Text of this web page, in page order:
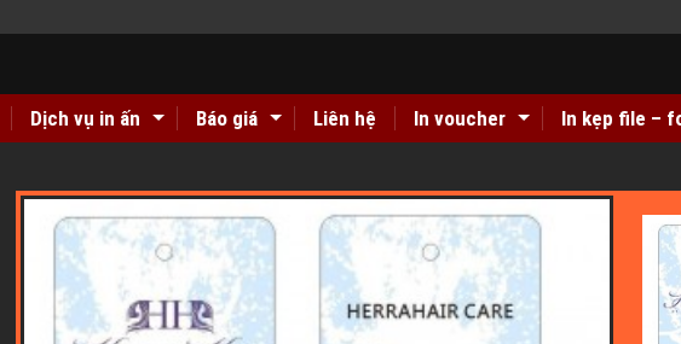
Dịch vụ in ấn Báo giá Liên hệ In voucher In kẹp file –
In hộp giấy Duplex bồi carton giá rẻ ở đâu Hà Nội?? Địa chỉ in tem decal giấy giá